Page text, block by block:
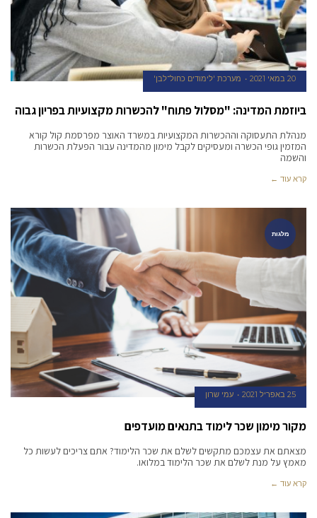
20 במאי 2021 מערכת 'לימודים כחול־לבן'
ביוזמת המדינה: "מסלול פתוח" להכשרות מקצועיות בפריון גבוה
מנהלת התעסוקה וההכשרות המקצועיות במשרד האוצר מפרסמת קול קורא
המזמין גופי הכשרה ומעסיקים לקבל מימון מהמדינה עבור הפעלת הכשרות
והשמה
קרא עוד ←
מלגות
25 באפריל 2021 עמי שרון
מקור מימון שכר לימוד בתנאים מועדפים
מצאתם את עצמכם מתקשים לשלם את שכר הלימוד? אתם צריכים לעשות כל
מאמץ על מנת לשלם את שכר הלימוד במלואו.
קרא עוד ←